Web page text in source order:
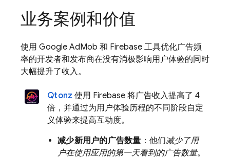
业务案例和价值
使用 Google AdMob 和 Firebase 工具优化广告频
率的开发者和发布商在没有消极影响用户体验的同时
大幅提升了收入。
Qtonz 使用 Firebase 将广告收入提高了 4
倍，并通过为用户体验历程的不同阶段自定
义体验来提高互动度。
减少新用户的广告数量 ：他们减少了用
户在使用应用的第一天看到的广告数量。